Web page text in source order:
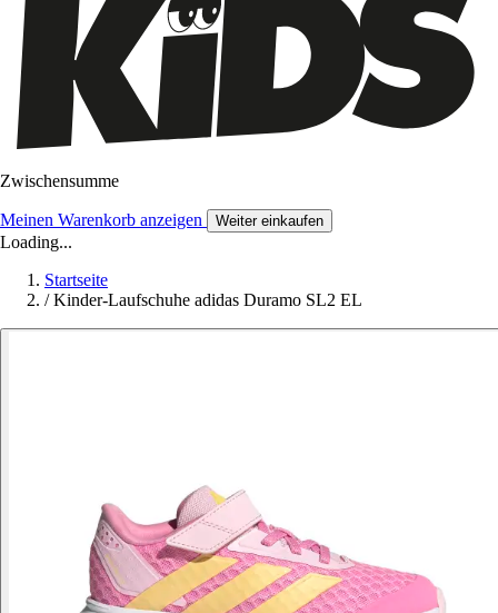
Zwischensumme
Meinen Warenkorb anzeigen Weiter einkaufen
Loading...
Startseite
/ Kinder-Laufschuhe adidas Duramo SL2 EL